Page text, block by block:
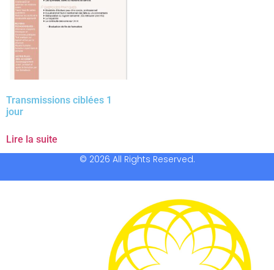
Transmissions ciblées 1
jour
Lire la suite
© 2026 All Rights Reserved.